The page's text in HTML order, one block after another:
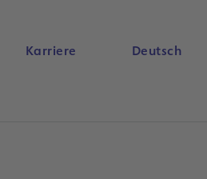
Karriere Deutsch